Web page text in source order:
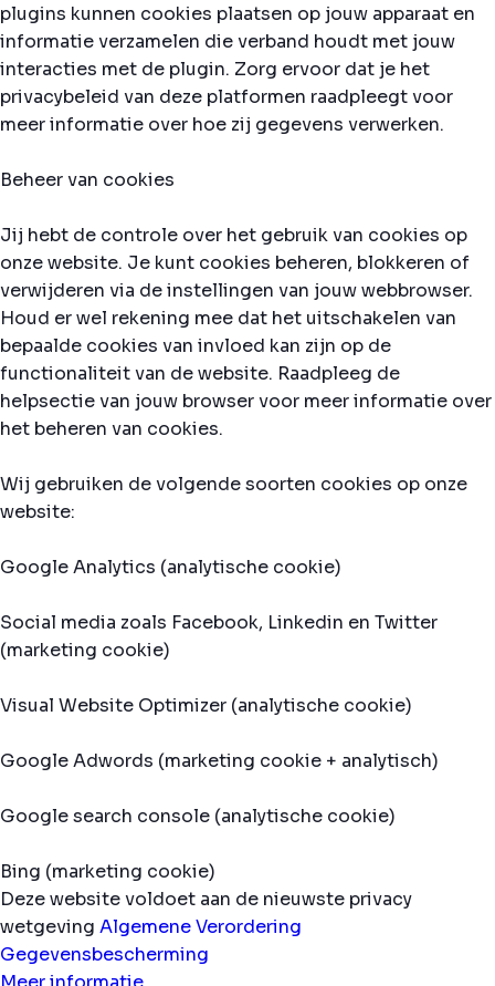
plugins kunnen cookies plaatsen op jouw apparaat en
informatie verzamelen die verband houdt met jouw
interacties met de plugin. Zorg ervoor dat je het
privacybeleid van deze platformen raadpleegt voor
meer informatie over hoe zij gegevens verwerken.
Beheer van cookies
Jij hebt de controle over het gebruik van cookies op
onze website. Je kunt cookies beheren, blokkeren of
verwijderen via de instellingen van jouw webbrowser.
Houd er wel rekening mee dat het uitschakelen van
bepaalde cookies van invloed kan zijn op de
functionaliteit van de website. Raadpleeg de
helpsectie van jouw browser voor meer informatie over
het beheren van cookies.
Wij gebruiken de volgende soorten cookies op onze
website:
Google Analytics (analytische cookie)
Social media zoals Facebook, Linkedin en Twitter
(marketing cookie)
Visual Website Optimizer (analytische cookie)
Google Adwords (marketing cookie + analytisch)
Google search console (analytische cookie)
Bing (marketing cookie)
Deze website voldoet aan de nieuwste privacy
wetgeving Algemene Verordering
Gegevensbescherming